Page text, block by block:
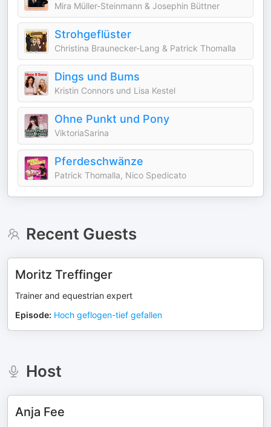
Mira Müller-Steinmann & Josephin Büttner
Strohgeflüster
Christina Braunecker-Lang & Patrick Thomalla
Dings und Bums
Kristin Connors und Lisa Kestel
Ohne Punkt und Pony
ViktoriaSarina
Pferdeschwänze
Patrick Thomalla, Nico Spedicato
Recent Guests
Moritz Treffinger
Trainer and equestrian expert
Episode: Hoch geflogen-tief gefallen
Host
Anja Fee